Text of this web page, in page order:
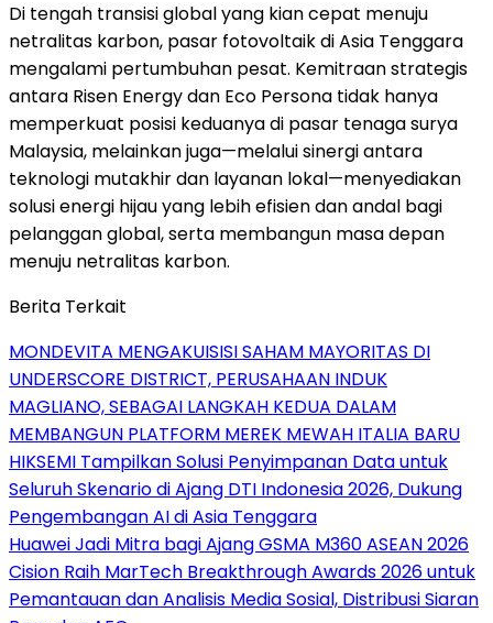
Di tengah transisi global yang kian cepat menuju
netralitas karbon, pasar fotovoltaik di Asia Tenggara
mengalami pertumbuhan pesat. Kemitraan strategis
antara Risen Energy dan Eco Persona tidak hanya
memperkuat posisi keduanya di pasar tenaga surya
Malaysia, melainkan juga—melalui sinergi antara
teknologi mutakhir dan layanan lokal—menyediakan
solusi energi hijau yang lebih efisien dan andal bagi
pelanggan global, serta membangun masa depan
menuju netralitas karbon.
Berita Terkait
MONDEVITA MENGAKUISISI SAHAM MAYORITAS DI
UNDERSCORE DISTRICT, PERUSAHAAN INDUK
MAGLIANO, SEBAGAI LANGKAH KEDUA DALAM
MEMBANGUN PLATFORM MEREK MEWAH ITALIA BARU
HIKSEMI Tampilkan Solusi Penyimpanan Data untuk
Seluruh Skenario di Ajang DTI Indonesia 2026, Dukung
Pengembangan AI di Asia Tenggara
Huawei Jadi Mitra bagi Ajang GSMA M360 ASEAN 2026
Cision Raih MarTech Breakthrough Awards 2026 untuk
Pemantauan dan Analisis Media Sosial, Distribusi Siaran